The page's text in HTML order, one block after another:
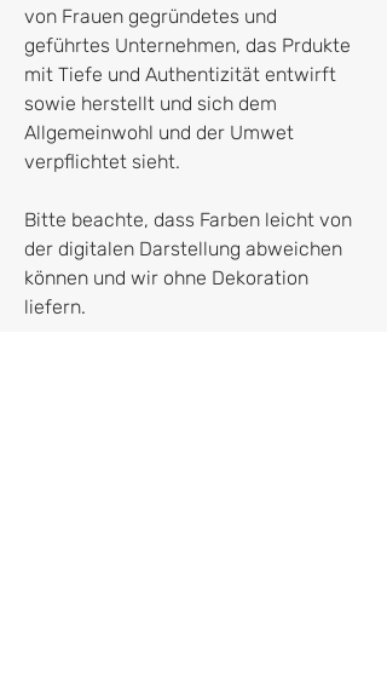
von Frauen gegründetes und
geführtes Unternehmen, das Prdukte
mit Tiefe und Authentizität entwirft
sowie herstellt und sich dem
Allgemeinwohl und der Umwet
verpflichtet sieht.
Bitte beachte, dass Farben leicht von
der digitalen Darstellung abweichen
können und wir ohne Dekoration
liefern.